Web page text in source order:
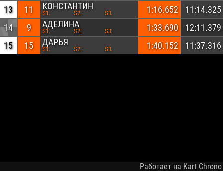
13
11 КОНСТАНТИН
S1: S2: S3: 1:16.652
11:14.325
14
9 АДЕЛИНА
S1: S2: S3: 1:33.690
12:11.379
15
15 ДАРЬЯ
S1: S2: S3: 1:40.152 11:37.316
Работает на Kart Chrono